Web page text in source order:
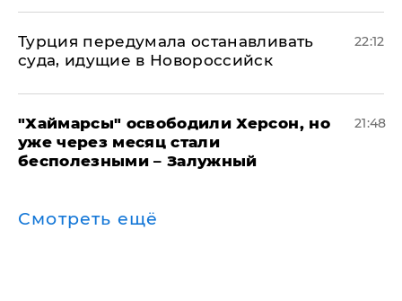
Турция передумала останавливать
суда, идущие в Новороссийск
22:12
"Хаймарсы" освободили Херсон, но
уже через месяц стали
бесполезными – Залужный
21:48
Смотреть ещё